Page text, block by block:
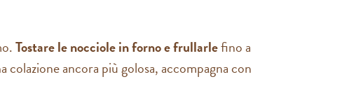
Tostare le nocciole in forno e frullarlefino a
ancora più golosa, accompagna con